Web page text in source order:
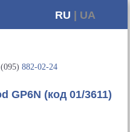
RU | UA
(095) 882-02-24
GP6N (код 01/3611)